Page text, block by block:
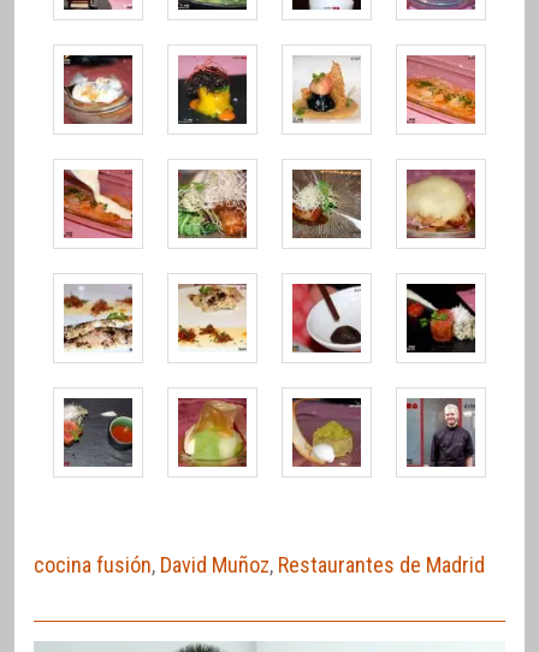
cocina fusión, David Muñoz, Restaurantes de Madrid